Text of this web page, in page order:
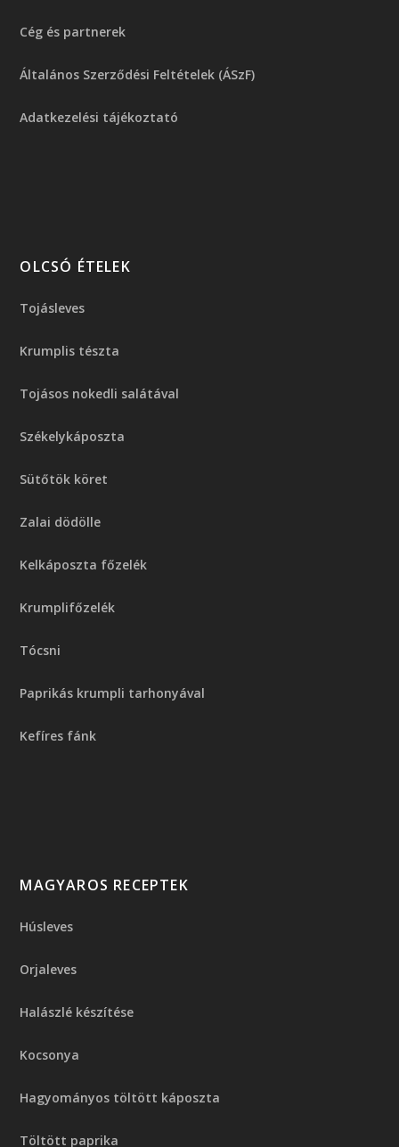
Cég és partnerek
Általános Szerződési Feltételek (ÁSzF)
Adatkezelési tájékoztató
OLCSÓ ÉTELEK
Tojásleves
Krumplis tészta
Tojásos nokedli salátával
Székelykáposzta
Sütőtök köret
Zalai dödölle
Kelkáposzta főzelék
Krumplifőzelék
Tócsni
Paprikás krumpli tarhonyával
Kefíres fánk
MAGYAROS RECEPTEK
Húsleves
Orjaleves
Halászlé készítése
Kocsonya
Hagyományos töltött káposzta
Töltött paprika